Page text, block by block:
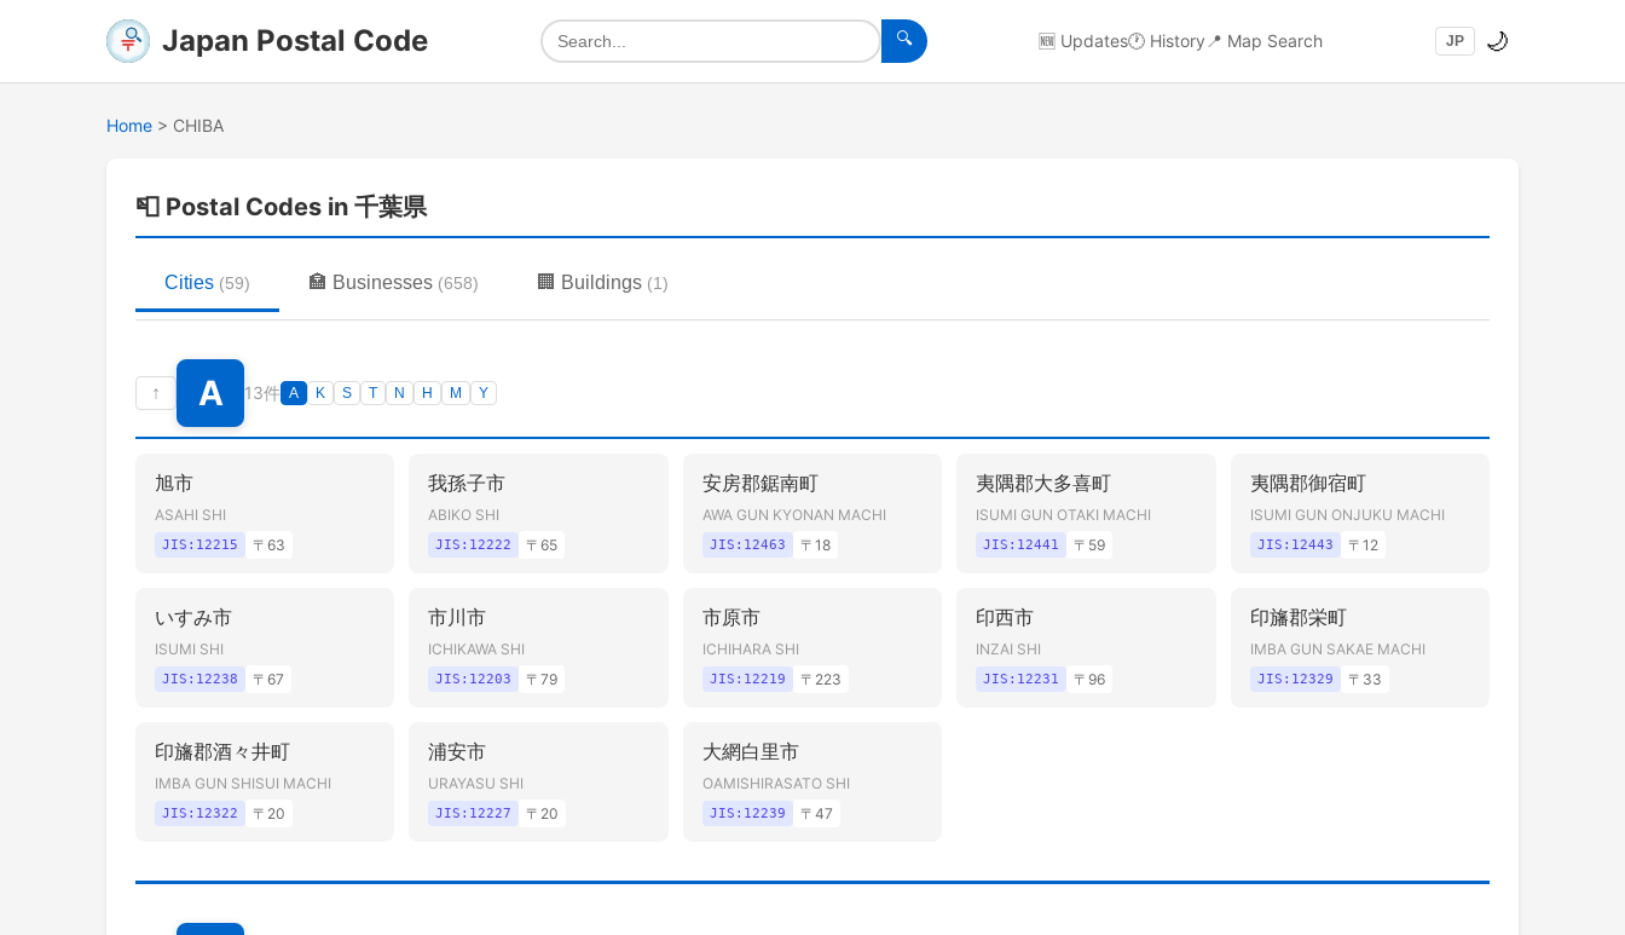
Japan Postal Code 🔍 🆕 Updates🕐 History 📍 Map Search JP 🌙
Home > CHIBA
📮 Postal Codes in 千葉県
Cities (59) 🏣 Businesses (658) 🏢 Buildings (1)
↑ A 13件 A K S T N H M Y
旭市
ASAHI SHI
JIS: 12215 〒 63
我孫子市
ABIKO SHI
JIS: 12222 〒65
安房郡鋸南町
AWA GUN KYONAN MACHI
JIS: 12463 〒 18
夷隅郡大多喜町
ISUMI GUN OTAKI MACHI
JIS: 12441 〒 59
夷隅郡御宿町
ISUMI GUN ONJUKU MACHI
JIS: 12443 〒 12
いすみ市
ISUMI SHI
JIS: 12238 〒 67
市川市
ICHIKAWA SHI
JIS: 12203 〒79
市原市
ICHIHARA SHI
JIS: 12219 〒 223
印西市
INZAI SHI
JIS: 12231 〒96
印旛郡栄町
IMBA GUN SAKAE MACHI
JIS: 12329 〒 33
印旛郡酒々井町
IMBA GUN SHISUI MACHI
JIS: 12322 〒 20
浦安市
URAYASU SHI
JIS: 12227 〒 20
大網白里市
OAMISHIRASATO SHI
JIS: 12239 〒 47